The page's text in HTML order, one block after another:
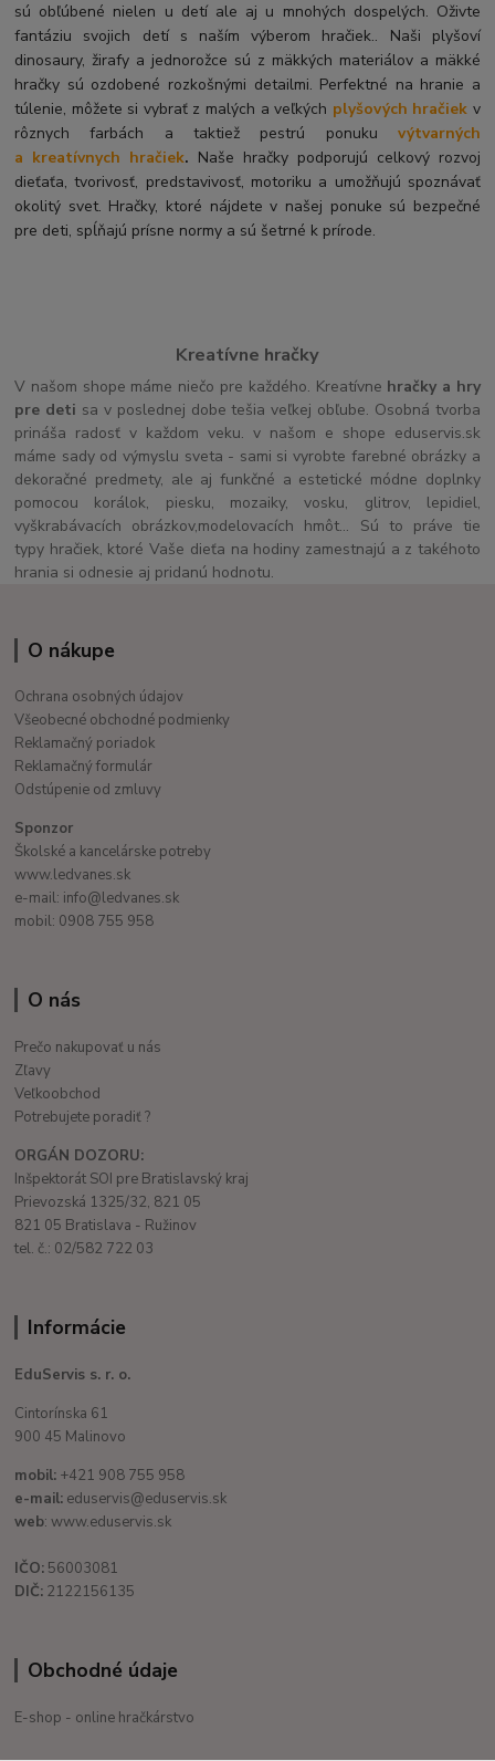
sú obľúbené nielen u detí ale aj u mnohých dospelých. Oživte
fantáziu svojich detí s naším výberom hračiek.. Naši plyšoví
dinosaury, žirafy a jednorožce sú z mäkkých materiálov a mäkké
hračky sú ozdobené rozkošnými detailmi. Perfektné na hranie a
túlenie, môžete si vybrať z malých a veľkých plyšových hračiek v
rôznych farbách a taktiež pestrú ponuku výtvarných
a kreatívnych hračiek. Naše hračky podporujú celkový rozvoj
dieťaťa, tvorivosť, predstavivosť, motoriku a umožňujú spoznávať
okolitý svet. Hračky, ktoré nájdete v našej ponuke sú bezpečné
pre deti, spĺňajú prísne normy a sú šetrné k prírode.
Kreatívne hračky
V našom shope máme niečo pre každého. Kreatívne hračky a hry
pre deti sa v poslednej dobe tešia veľkej obľube. Osobná tvorba
prináša radosť v každom veku. v našom e shope eduservis.sk
máme sady od výmyslu sveta - sami si vyrobte farebné obrázky a
dekoračné predmety, ale aj funkčné a estetické módne doplnky
pomocou korálok, piesku, mozaiky, vosku, glitrov, lepidiel,
vyškrabávacích obrázkov,modelovacích hmôt... Sú to práve tie
typy hračiek, ktoré Vaše dieťa na hodiny zamestnajú a z takéhoto
hrania si odnesie aj pridanú hodnotu.
O nákupe
Ochrana osobných údajov
Všeobecné obchodné podmienky
Reklamačný poriadok
Reklamačný formulár
Odstúpenie od zmluvy
Sponzor
Školské a kancelárske potreby
www.ledvanes.sk
e-mail: info@ledvanes.sk
mobil: 0908 755 958
O nás
Prečo nakupovať u nás
Zľavy
Veľkoobchod
Potrebujete poradiť ?
ORGÁN DOZORU:
Inšpektorát SOI pre Bratislavský kraj
Prievozská 1325/32, 821 05
821 05 Bratislava - Ružinov
tel. č.: 02/582 722 03
Informácie
EduServis s. r. o.
Cintorínska 61
900 45 Malinovo
mobil: +421 908 755 958
e-mail: eduservis@eduservis.sk
web: www.eduservis.sk
IČO: 56003081
DIČ: 2122156135
Obchodné údaje
E-shop - online hračkárstvo